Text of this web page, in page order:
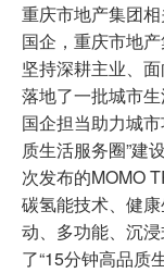
重庆市地产集团
国企，重庆市地
坚持深耕主业、
落地了一批城市
国企担当助力城
质生活服务圈”建
次发布的MOMO
碳氢能技术、健
动、多功能、沉
了“15分钟高品质